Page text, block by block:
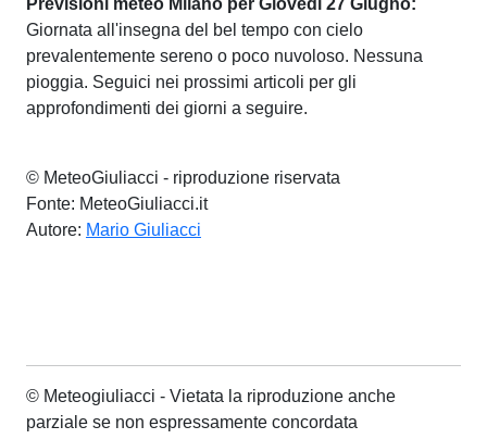
Previsioni meteo Milano per Giovedi 27 Giugno:
Giornata all'insegna del bel tempo con cielo
prevalentemente sereno o poco nuvoloso. Nessuna
pioggia. Seguici nei prossimi articoli per gli
approfondimenti dei giorni a seguire.
© MeteoGiuliacci - riproduzione riservata
Fonte: MeteoGiuliacci.it
Autore: Mario Giuliacci
© Meteogiuliacci - Vietata la riproduzione anche
parziale se non espressamente concordata